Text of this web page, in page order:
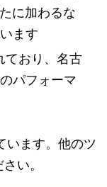
に加わるな
ます
ており、名古
パフォーマ
います。他のツ
い。